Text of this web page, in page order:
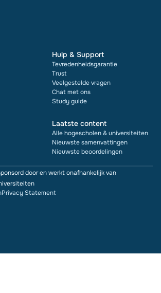
Hulp & Support
Tevredenheidsgarantie
Trust
Veelgestelde vragen
Chat met ons
Study guide
Laatste content
Alle hogescholen & universiteiten
Nieuwste samenvattingen
Nieuwste beoordelingen
door en werkt onafhankelijk van
Privacy Statement